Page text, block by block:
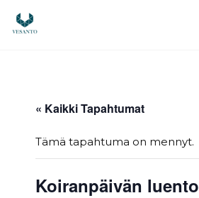
sisältöön
« Kaikki Tapahtumat
Tämä tapahtuma on mennyt.
Koiranpäivän luento